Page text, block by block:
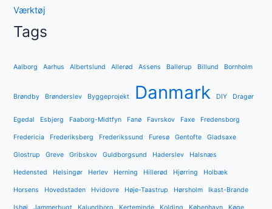
Værktøj
Tags
Aalborg Aarhus Albertslund Allerød Assens Ballerup Billund Bornholm
Brøndby Brønderslev Byggeprojekt Danmark DIY Dragør
Egedal Esbjerg Faaborg-Midtfyn Fanø Favrskov Faxe Fredensborg
Fredericia Frederiksberg Frederikssund Furesø Gentofte Gladsaxe
Glostrup Greve Gribskov Guldborgsund Haderslev Halsnæs
Hedensted Helsingør Herlev Herning Hillerød Hjørring Holbæk
Horsens Hovedstaden Hvidovre Høje-Taastrup Hørsholm Ikast-Brande